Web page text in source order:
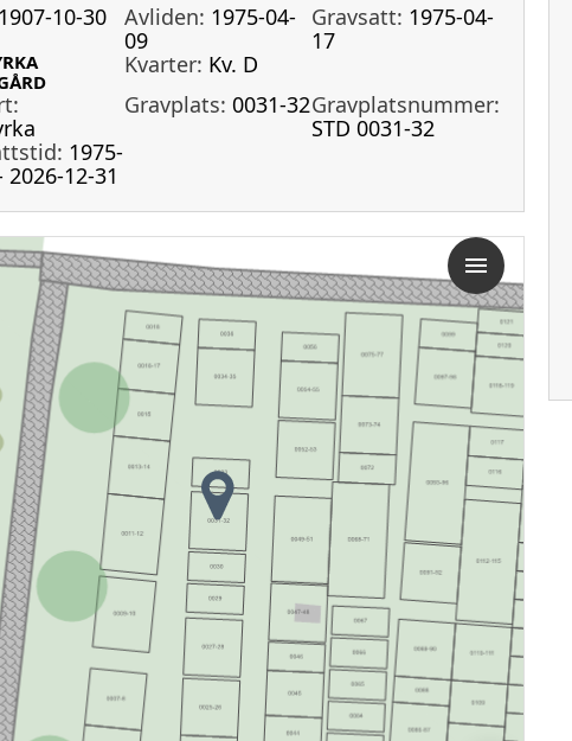
1907-10-30 Avliden: 1975-04-
09
Gravsatt: 1975-04-
17
Kvarter: Kv. D
Gravplats: 0031-32Gravplatsnummer:
STD 0031-32
1975-
2026-12-31